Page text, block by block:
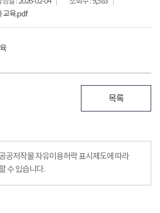
교육.pdf
목록
공저작물 자유이용허락 표시제도에 따라
수 있습니다.